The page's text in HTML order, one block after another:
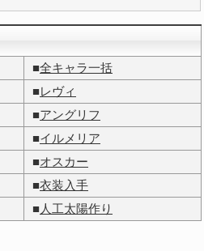
■全キャラ一括
■レヴィ
■アングリフ
■イルメリア
■オスカー
■衣装入手
■人工太陽作り